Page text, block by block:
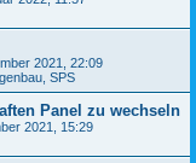
2021, 22:09
SPS
Panel zu wechseln
2021, 15:29